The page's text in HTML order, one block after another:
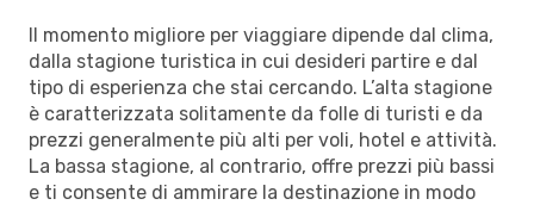
Il momento migliore per viaggiare dipende dal clima,
dalla stagione turistica in cui desideri partire e dal
tipo di esperienza che stai cercando. L’alta stagione
è caratterizzata solitamente da folle di turisti e da
prezzi generalmente più alti per voli, hotel e attività.
La bassa stagione, al contrario, offre prezzi più bassi
e ti consente di ammirare la destinazione in modo